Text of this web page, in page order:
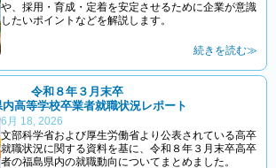
や、採用・育成・定着を安定させるために企業が意識
したいポイントなどを解説します。
続きを読む≫
令和８年３月末卒
高等学校卒業者就職状況レポート
6月 18, 2026
文部科学省および厚生労働省より公表されている高卒
就職状況に関する資料を基に、令和８年３月末卒高卒
者の福島県内の就職動向についてまとめました。